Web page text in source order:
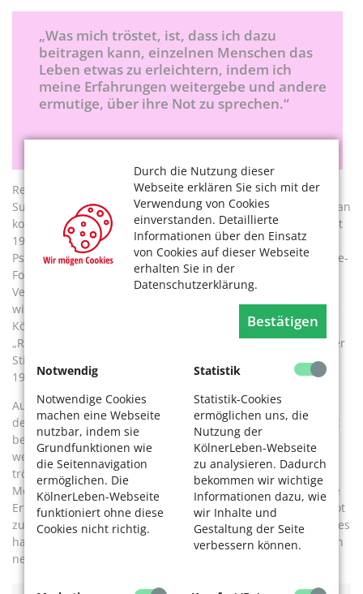
Durch die Nutzung dieser
Webseite erklären Sie sich mit der
Verwendung von Cookies
einverstanden. Detaillierte
Informationen über den Einsatz
von Cookies auf dieser Webseite
erhalten Sie in der
Datenschutzerklärung.
Bestätigen
Notwendig
Notwendige Cookies
machen eine Webseite
nutzbar, indem sie
Grundfunktionen wie
die Seitennavigation
ermöglichen. Die
KölnerLeben-Webseite
funktioniert ohne diese
Cookies nicht richtig.
Statistik
Statistik-Cookies
ermöglichen uns, die
Nutzung der
KölnerLeben-Webseite
zu analysieren. Dadurch
bekommen wir wichtige
Informationen dazu, wie
wir Inhalte und
Gestaltung der Seite
verbessern können.
„Was mich tröstet, ist, dass ich dazu
beitragen kann, einzelnen Menschen das
Leben etwas zu erleichtern, indem ich
meine Erfahrungen weitergebe und andere
ermutige, über ihre Not zu sprechen.“
Regelmäßig gibt es für die Beratenden Fortbildungen und
Supervision. Und der Verein macht noch mehr: Von Anfang an
kooperierte er mit der Volkshochschule. Dort treffen sich seit
1996 Angehörige, Psychiatrie-Erfahrene, beruflich in der
Psychiatrie Tätige und Interessierte regelmäßig im „Psychose-
Forum“ zum Erfahrungsaustausch auf Augenhöhe. „Unser
Verein ist Mitglied im Paritätischen Wohlfahrtsverband. Er
wird durch den Landschaftsverband Rheinland, die Stadt
Köln und die Krankenkassen gefördert“, erläutert Fischer.
„Rat und Tat e. V.“ verwaltet auch treuhänderisch die „Kölner
Stiftung für psychisch Kranke und ihre Angehörigen“, die
1992 von Susanne Heim ins Leben gerufen wurde.
Auch nach 37 Jahren intensiver „Lobby“-Arbeit sieht Heim in
der Psychiatrie noch viel Verbesserungsbedarf, nicht zuletzt
beim Umgang mit den Angehörigen der Erkrankten. „Sehr
weit sind wir noch nicht gekommen“, findet sie. „Was mich
tröstet, ist, dass ich dazu beitragen kann, einzelnen
Menschen das Leben etwas zu erleichtern, indem ich meine
Erfahrungen weitergebe und andere ermutige, über ihre Not
zu sprechen.“ Bei den Teilnehmenden ihres Gesprächskreises
hat sie das geschafft. „Für mich ist das hier sehr wertvoll. Ich
nehme jedes Mal etwas mit“, sagt Schmitz.